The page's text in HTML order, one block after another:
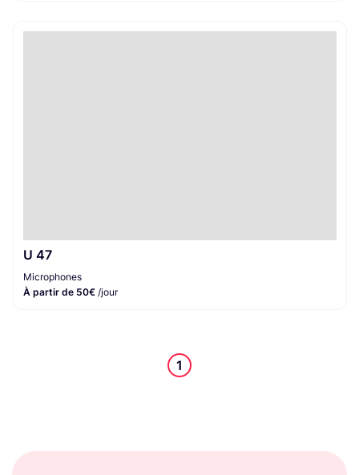
U 47
Microphones
À partir de 50€ /jour
1